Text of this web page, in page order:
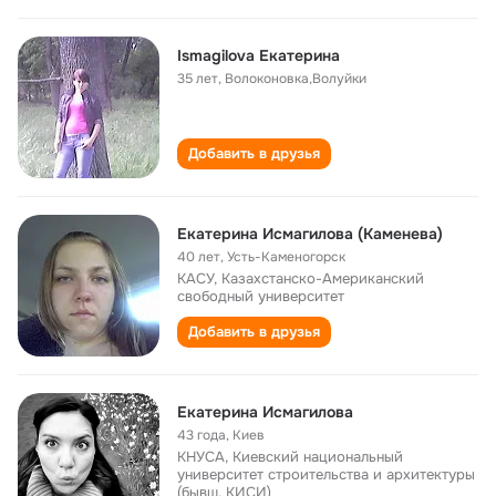
Ismagilova Екатерина
35 лет, Волоконовка,Волуйки
Добавить в друзья
Екатерина Исмагилова (Каменева)
40 лет,Усть-Каменогорск
КАСУ, Казахстанско-Американский
свободный университет
Добавить в друзья
Екатерина Исмагилова
43 года, Киев
КНУСА, Киевский национальный
университет строительства и архитектуры
(бывш. КИСИ)